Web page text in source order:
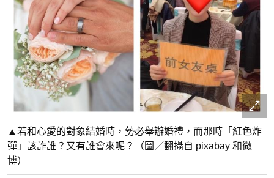
▲若和心愛的對象結婚時，勢必舉辦婚禮，而那時「紅色炸
彈」該詐誰？又有誰會來呢？（圖／翻攝自 pixabay 和微
博）